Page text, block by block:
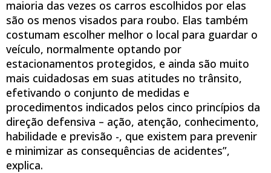
maioria das vezes os carros escolhidos por elas
são os menos visados para roubo. Elas também
costumam escolher melhor o local para guardar o
veículo, normalmente optando por
estacionamentos protegidos, e ainda são muito
mais cuidadosas em suas atitudes no trânsito,
efetivando o conjunto de medidas e
procedimentos indicados pelos cinco princípios da
direção defensiva – ação, atenção, conhecimento,
habilidade e previsão -, que existem para prevenir
e minimizar as consequências de acidentes”,
explica.